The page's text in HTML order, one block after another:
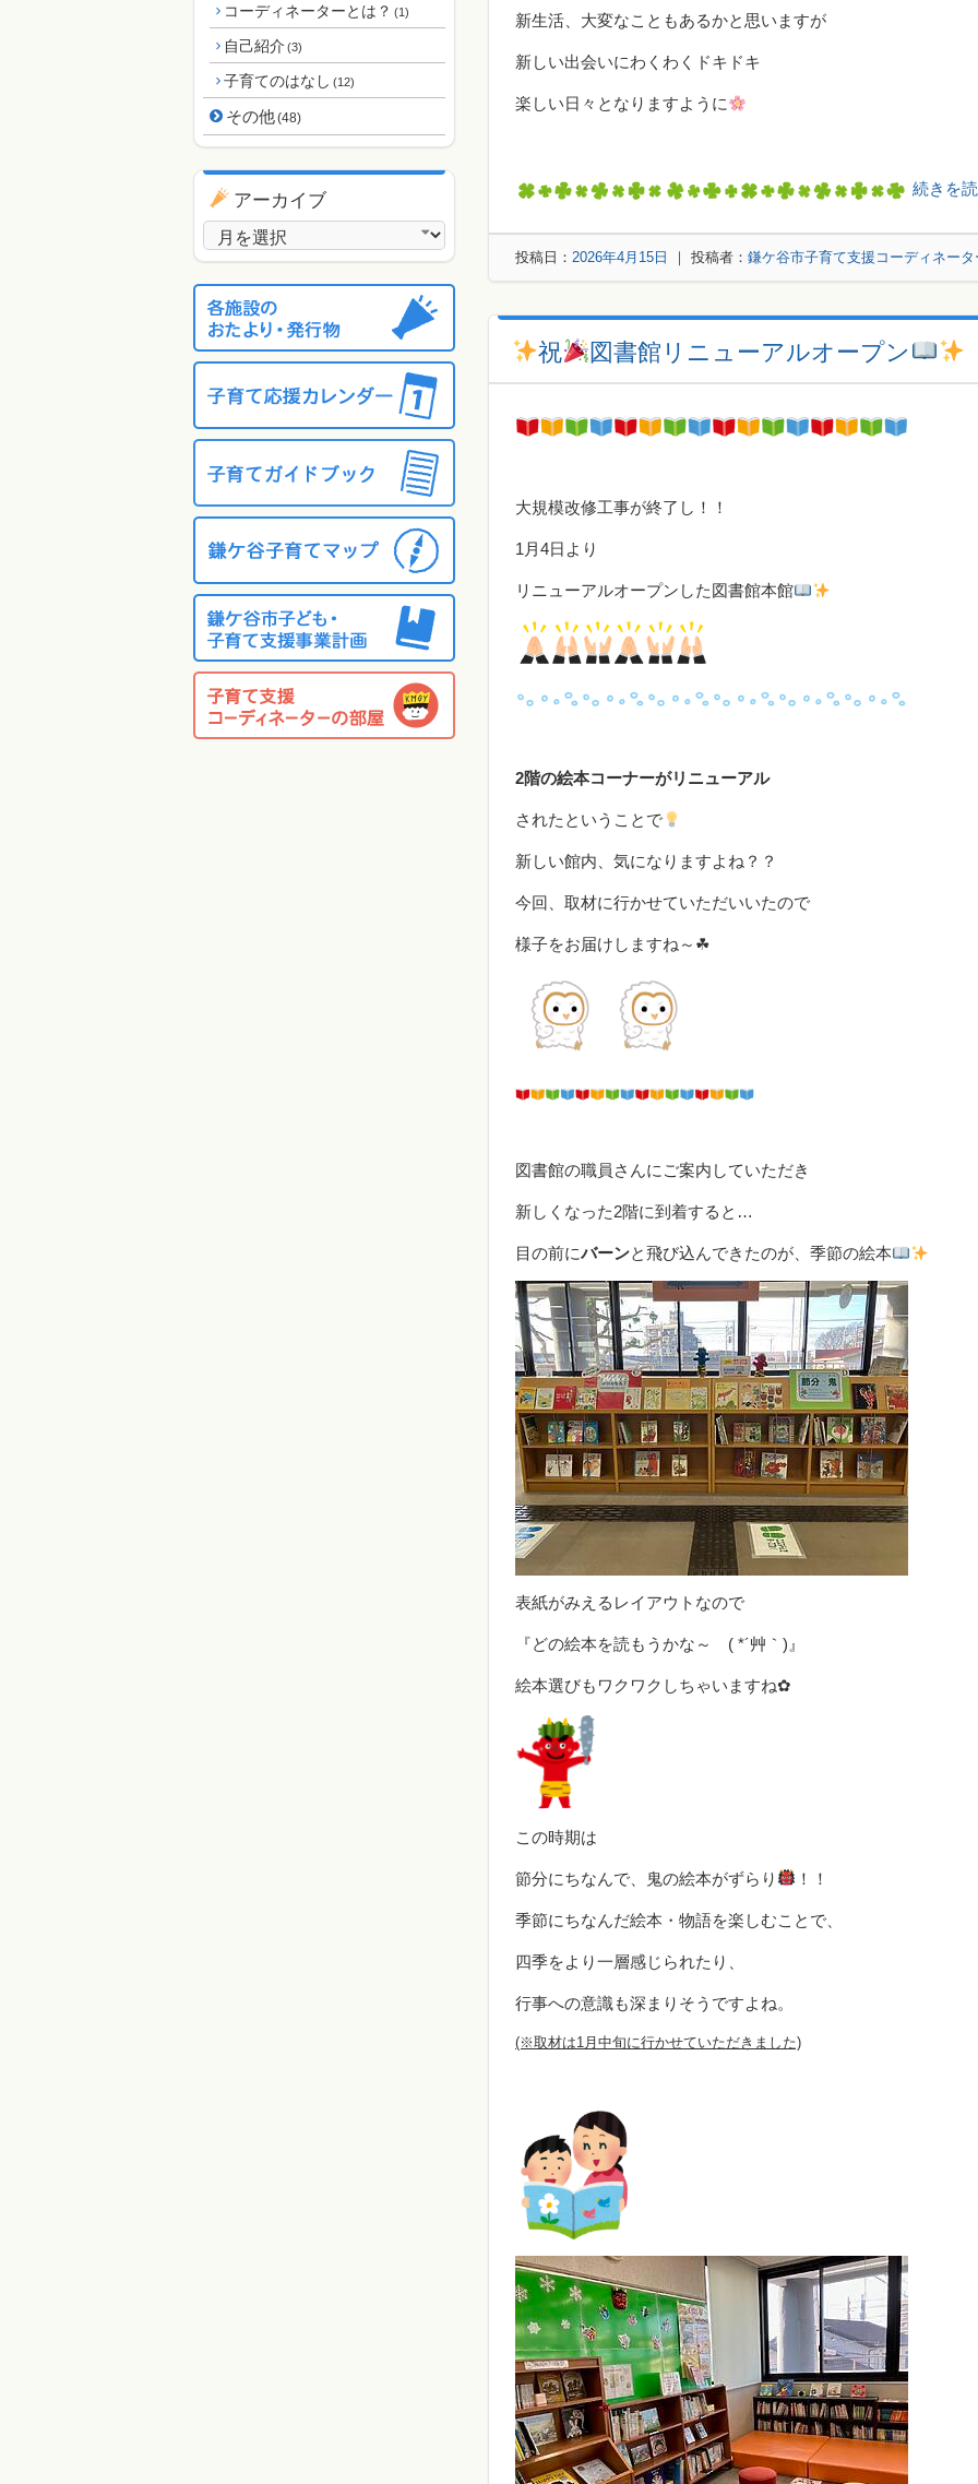
新生活、大変なこともあるかと思いますが
新しい出会いにわくわくドキドキ
楽しい日々となりますように
続きを
投稿日： 2026年4月15日 ｜ 投稿者： 鎌ケ谷市子育て支援コーディネータ
祝 図書館リニューアルオープン
大規模改修工事が終了し！！
1月4日より
リニューアルオープンした図書館本館
2階の絵本コーナーがリニューアル
されたということで
新しい館内、気になりますよね？？
今回、取材に行かせていただいいたので
様子をお届けしますね～☘
図書館の職員さんにご案内していただき
新しくなった2階に到着すると…
目の前にバーンと飛び込んできたのが、季節の絵本
表紙がみえるレイアウトなので
『どの絵本を読もうかな～ ( *´艸｀)』
絵本選びもワクワクしちゃいますね✿
この時期は
節分にちなんで、鬼の絵本がずらり ！！
季節にちなんだ絵本・物語を楽しむことで、
四季をより一層感じられたり、
行事への意識も深まりそうですよね。
(※取材は1月中旬に行かせていただきました)
コーディネーターとは？ (1)
自己紹介 (3)
子育てのはなし (12)
その他(48)
アーカイブ
アーカイブ